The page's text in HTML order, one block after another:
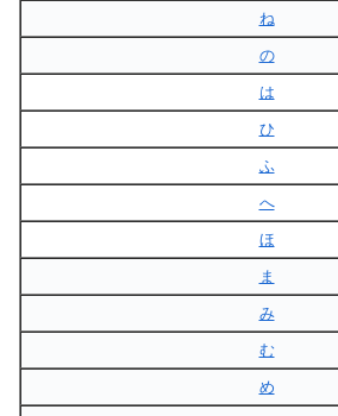
ね
の
は
ひ
ふ
へ
ほ
ま
み
む
め